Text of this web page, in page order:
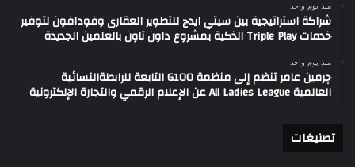
منذ يوم واحد
شراكة استراتيجية بين سيتي ايدج للتطوير العقارى وفودافون لتوفير
خدمات Triple Play الذكية بمشروع داون تاون بالعلمين الجديدة
منذ يوم واحد
چرمين عامر تنضم إلى منظمة G100 التابعة للرابطةالنسائية
العالمية All Ladies League عن الإعلام الرقمي والتجارة الإلكترونية
تصنيغات